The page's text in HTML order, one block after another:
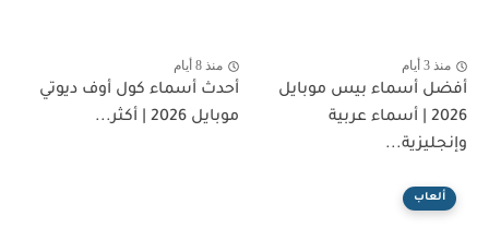
منذ 3 أيام
أفضل أسماء بيس موبايل
2026 | أسماء عربية
وإنجليزية...
منذ 8 أيام
أحدث أسماء كول أوف ديوتي
موبايل 2026 | أكثر...
ألعاب